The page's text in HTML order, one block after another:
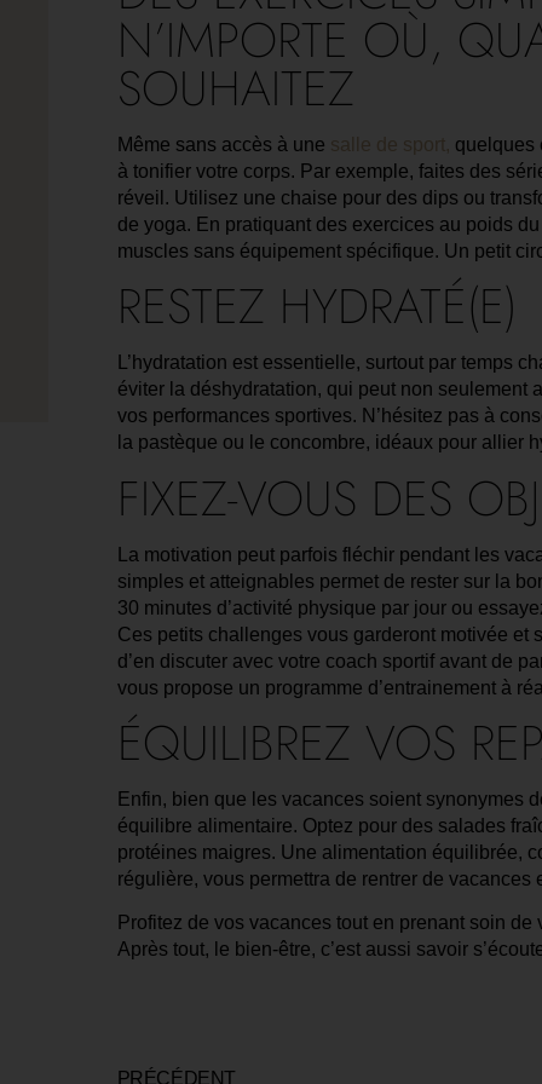
N’IMPORTE OÙ,
SOUHAITEZ
Même sans accès à une salle de sport, quelques
à tonifier votre corps. Par exemple, faites des
réveil. Utilisez une chaise pour des dips ou
de yoga. En pratiquant des exercices au poids
muscles sans équipement spécifique. Un petit
RESTEZ HYDRATÉ(E)
L’hydratation est essentielle, surtout par temps
éviter la déshydratation, qui peut non seulement
vos performances sportives. N’hésitez pas à
la pastèque ou le concombre, idéaux pour allier
FIXEZ-VOUS DES
La motivation peut parfois fléchir pendant les
simples et atteignables permet de rester sur la
30 minutes d’activité physique par jour ou
Ces petits challenges vous garderont motivée et
d’en discuter avec votre coach sportif avant de
vous propose un programme d’entrainement à
ÉQUILIBREZ VOS
Enfin, bien que les vacances soient synonymes
équilibre alimentaire. Optez pour des salades
protéines maigres. Une alimentation équilibrée,
régulière, vous permettra de rentrer de vacances
Profitez de vos vacances tout en prenant soin
Après tout, le bien-être, c’est aussi savoir
PRÉCÉDENT